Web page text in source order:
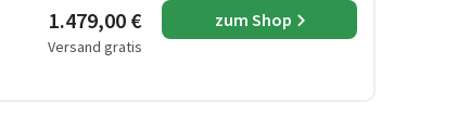
1.479,00 €
Versand gratis
zum Shop